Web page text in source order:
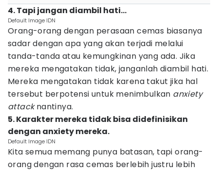
4. Tapi jangan diambil hati...
Default Image IDN
Orang-orang dengan perasaan cemas biasanya
sadar dengan apa yang akan terjadi melalui
tanda-tanda atau kemungkinan yang ada. Jika
mereka mengatakan tidak, janganlah diambil hati.
Mereka mengatakan tidak karena takut jika hal
tersebut berpotensi untuk menimbulkan anxiety
attacknantinya.
5. Karakter mereka tidak bisa didefinisikan
dengan anxiety mereka.
Default Image IDN
Kita semua memang punya batasan, tapi orang-
orang dengan rasa cemas berlebih justru lebih